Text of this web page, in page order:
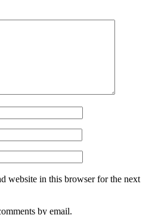
website in this browser for the next
by email.